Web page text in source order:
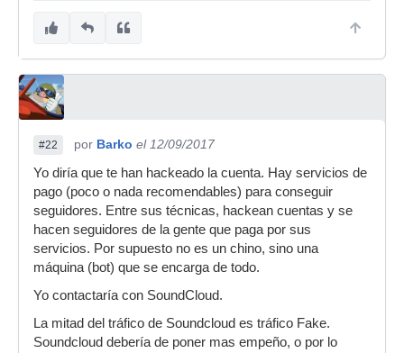
#22 por Barko el 12/09/2017
Yo diría que te han hackeado la cuenta. Hay servicios de
pago (poco o nada recomendables) para conseguir
seguidores. Entre sus técnicas, hackean cuentas y se
hacen seguidores de la gente que paga por sus
servicios. Por supuesto no es un chino, sino una
máquina (bot) que se encarga de todo.
Yo contactaría con SoundCloud.
La mitad del tráfico de Soundcloud es tráfico Fake.
Soundcloud debería de poner mas empeño, o por lo